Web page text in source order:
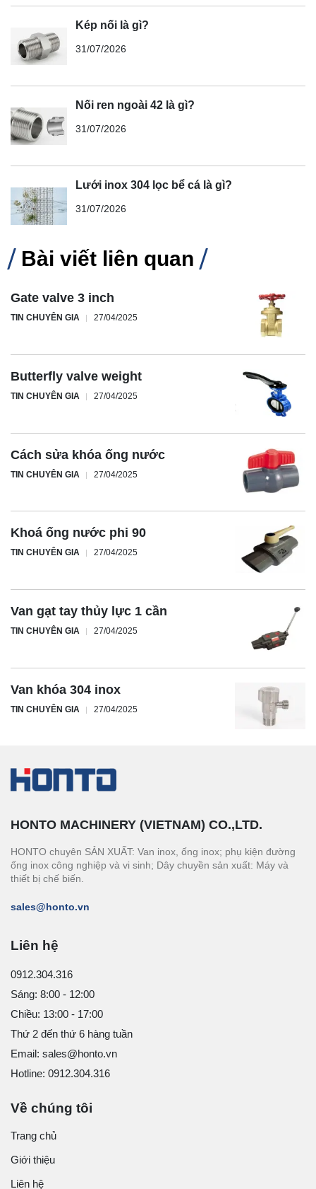
Kép nối là gì?
31/07/2026
Nối ren ngoài 42 là gì?
31/07/2026
Lưới inox 304 lọc bể cá là gì?
31/07/2026
Bài viết liên quan
Gate valve 3 inch
TIN CHUYÊN GIA 27/04/2025
Butterfly valve weight
TIN CHUYÊN GIA 27/04/2025
Cách sửa khóa ống nước
TIN CHUYÊN GIA 27/04/2025
Khoá ống nước phi 90
TIN CHUYÊN GIA 27/04/2025
Van gạt tay thủy lực 1 cần
TIN CHUYÊN GIA 27/04/2025
Van khóa 304 inox
TIN CHUYÊN GIA 27/04/2025
HONTO MACHINERY (VIETNAM) CO.,LTD.
HONTO chuyên SẢN XUẤT: Van inox, ống inox; phụ kiện đường
ống inox công nghiệp và vi sinh; Dây chuyền sản xuất: Máy và
thiết bị chế biến.
sales@honto.vn
Liên hệ
0912.304.316
Sáng: 8:00 - 12:00
Chiều: 13:00 - 17:00
Thứ 2 đến thứ 6 hàng tuần
Email: sales@honto.vn
Hotline: 0912.304.316
Về chúng tôi
Trang chủ
Giới thiệu
Liên hệ